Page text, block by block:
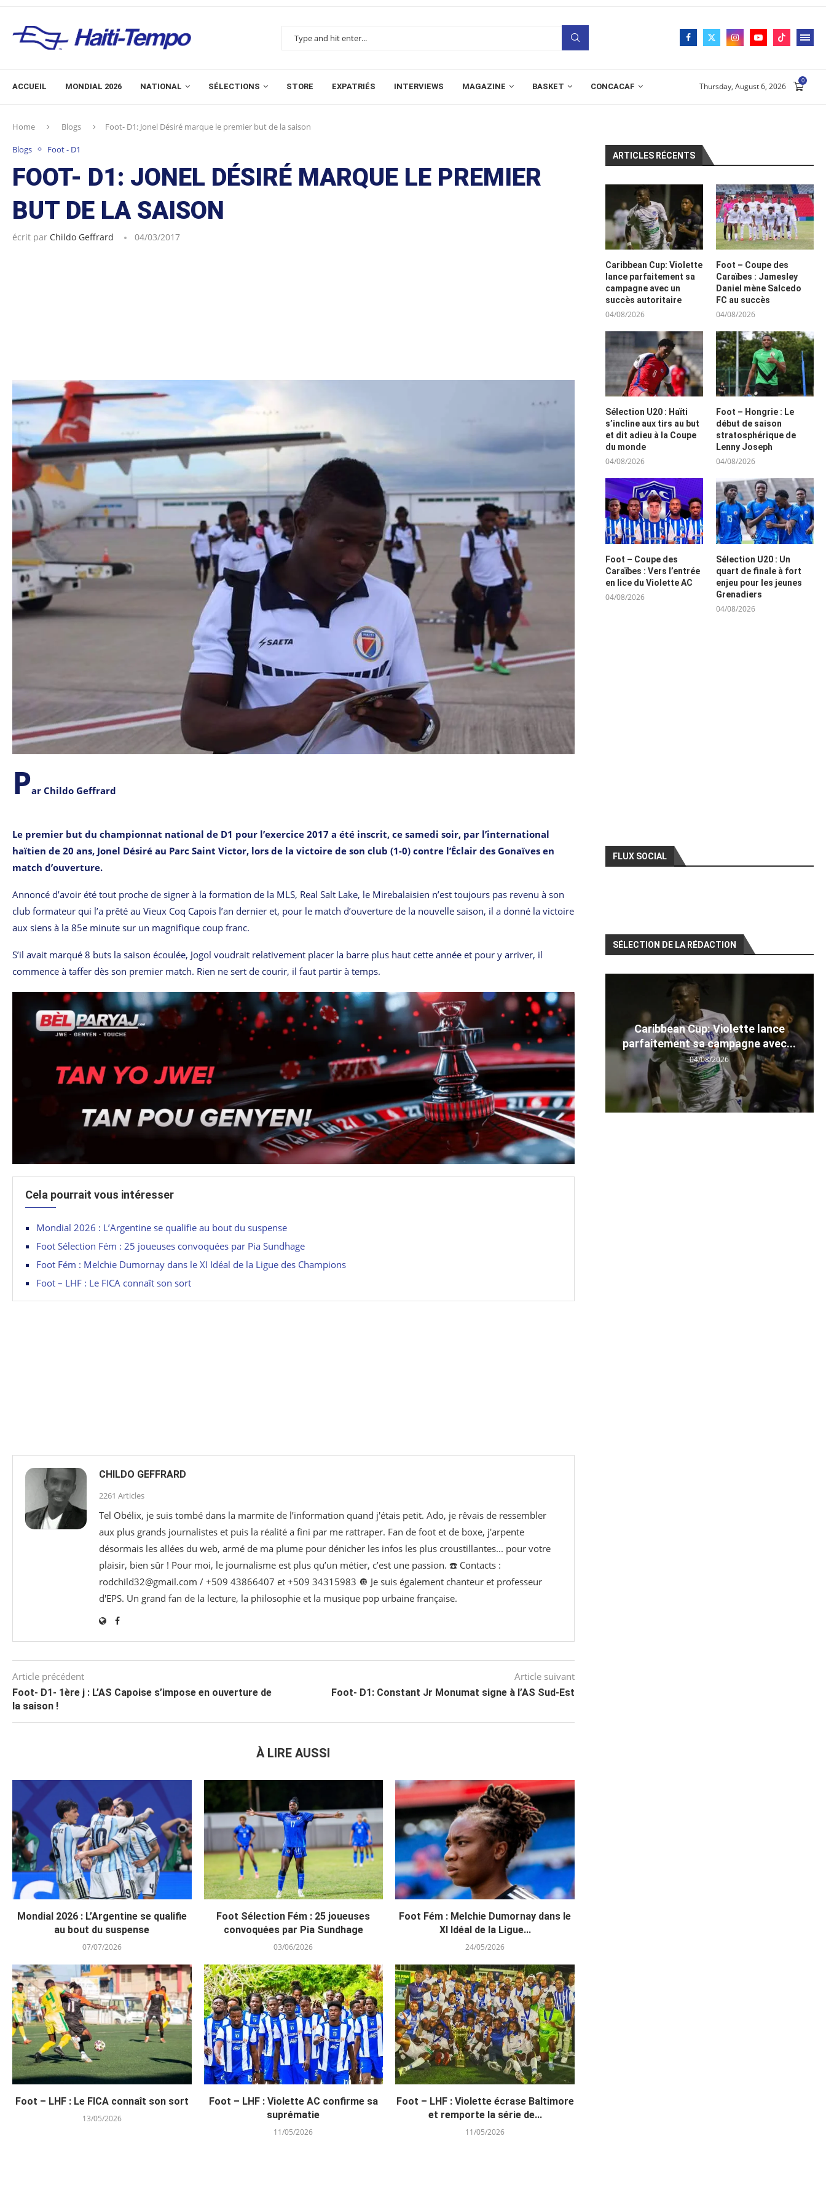
ACCUEIL MONDIAL 2026 NATIONAL SÉLECTIONS STORE EXPATRIÉS INTERVIEWS MAGAZINE BASKET CONCACAF Thursday, August 6, 2026
0
Home Blogs Foot- D1: Jonel Désiré marque le premier but de la saison
Blogs Foot - D1
FOOT- D1: JONEL DÉSIRÉ MARQUE LE PREMIER
BUT DE LA SAISON
écrit par Childo Geffrard 04/03/2017
Par Childo Geffrard
Le premier but du championnat national de D1 pour l’exercice 2017 a été inscrit, ce samedi soir, par l’international
haïtien de 20 ans, Jonel Désiré au Parc Saint Victor, lors de la victoire de son club (1-0) contre l’Éclair des Gonaïves en
match d’ouverture.
Annoncé d’avoir été tout proche de signer à la formation de la MLS, Real Salt Lake, le Mirebalaisien n’est toujours pas revenu à son
club formateur qui l’a prêté au Vieux Coq Capois l’an dernier et, pour le match d’ouverture de la nouvelle saison, il a donné la victoire
aux siens à la 85e minute sur un magnifique coup franc.
S’il avait marqué 8 buts la saison écoulée, Jogol voudrait relativement placer la barre plus haut cette année et pour y arriver, il
commence à taffer dès son premier match. Rien ne sert de courir, il faut partir à temps.
Cela pourrait vous intéresser
Mondial 2026 : L’Argentine se qualifie au bout du suspense
Foot Sélection Fém : 25 joueuses convoquées par Pia Sundhage
Foot Fém : Melchie Dumornay dans le XI Idéal de la Ligue des Champions
Foot – LHF : Le FICA connaît son sort
CHILDO GEFFRARD
2261 Articles
Tel Obélix, je suis tombé dans la marmite de l’information quand j'étais petit. Ado, je rêvais de ressembler
aux plus grands journalistes et puis la réalité a fini par me rattraper. Fan de foot et de boxe, j'arpente
désormais les allées du web, armé de ma plume pour dénicher les infos les plus croustillantes... pour votre
plaisir, bien sûr ! Pour moi, le journalisme est plus qu’un métier, c’est une passion. ☎️ Contacts :
rodchild32@gmail.com / +509 43866407 et +509 34315983 🔘 Je suis également chanteur et professeur
d'EPS. Un grand fan de la lecture, la philosophie et la musique pop urbaine française.
Article précédent
Foot- D1- 1ère j : L’AS Capoise s’impose en ouverture de
la saison !
Article suivant
Foot- D1: Constant Jr Monumat signe à l’AS Sud-Est
À LIRE AUSSI
Mondial 2026 : L’Argentine se qualifie
au bout du suspense
07/07/2026
Foot Sélection Fém : 25 joueuses
convoquées par Pia Sundhage
03/06/2026
Foot Fém : Melchie Dumornay dans le
XI Idéal de la Ligue...
24/05/2026
Foot – LHF : Le FICA connaît son sort
13/05/2026
Foot – LHF : Violette AC confirme sa
suprématie
11/05/2026
Foot – LHF : Violette écrase Baltimore
et remporte la série de...
11/05/2026
ARTICLES RÉCENTS
Caribbean Cup: Violette
lance parfaitement sa
campagne avec un
succès autoritaire
04/08/2026
Foot – Coupe des
Caraïbes : Jamesley
Daniel mène Salcedo
FC au succès
04/08/2026
Sélection U20 : Haïti
s’incline aux tirs au but
et dit adieu à la Coupe
du monde
04/08/2026
Foot – Hongrie : Le
début de saison
stratosphérique de
Lenny Joseph
04/08/2026
Foot – Coupe des
Caraïbes : Vers l’entrée
en lice du Violette AC
04/08/2026
Sélection U20 : Un
quart de finale à fort
enjeu pour les jeunes
Grenadiers
04/08/2026
FLUX SOCIAL
SÉLECTION DE LA RÉDACTION
Caribbean Cup: Violette lance
parfaitement sa campagne avec...
04/08/2026